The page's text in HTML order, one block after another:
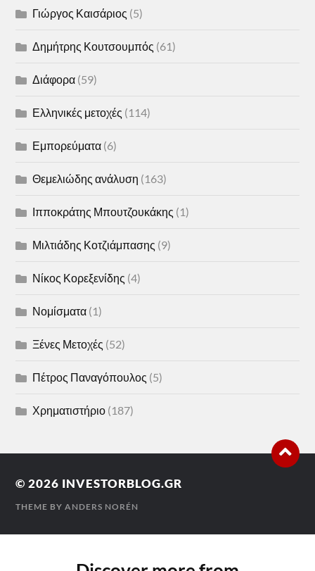
Γιώργος Καισάριος (5)
Δημήτρης Κουτσουμπός (61)
Διάφορα (59)
Ελληνικές μετοχές (114)
Εμπορεύματα (6)
Θεμελιώδης ανάλυση (163)
Ιπποκράτης Μπουτζουκάκης (1)
Μιλτιάδης Κοτζιάμπασης (9)
Νίκος Κορεξενίδης (4)
Νομίσματα (1)
Ξένες Μετοχές (52)
Πέτρος Παναγόπουλος (5)
Χρηματιστήριο (187)
© 2026 INVESTORBLOG.GR
THEME BYANDERS NORÉN